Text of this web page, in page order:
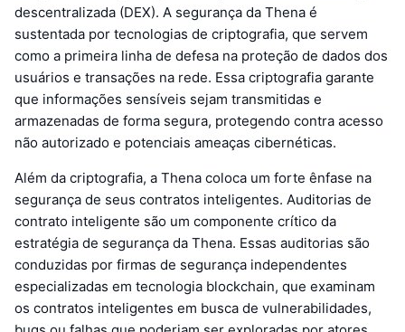
descentralizada (DEX). A segurança da Thena é
sustentada por tecnologias de criptografia, que servem
como a primeira linha de defesa na proteção de dados dos
usuários e transações na rede. Essa criptografia garante
que informações sensíveis sejam transmitidas e
armazenadas de forma segura, protegendo contra acesso
não autorizado e potenciais ameaças cibernéticas.
Além da criptografia, a Thena coloca um forte ênfase na
segurança de seus contratos inteligentes. Auditorias de
contrato inteligente são um componente crítico da
estratégia de segurança da Thena. Essas auditorias são
conduzidas por firmas de segurança independentes
especializadas em tecnologia blockchain, que examinam
os contratos inteligentes em busca de vulnerabilidades,